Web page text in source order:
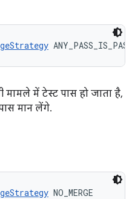
ANY_PASS_IS_PASS
में टेस्ट पास हो जाता है,
मान लेंगे.
NO_MERGE